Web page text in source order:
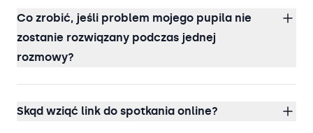
Co zrobić, jeśli problem mojego pupila nie
zostanie rozwiązany podczas jednej
rozmowy?
Skąd wziąć link do spotkania online?